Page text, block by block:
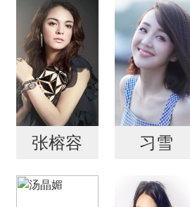
张榕容 习雪